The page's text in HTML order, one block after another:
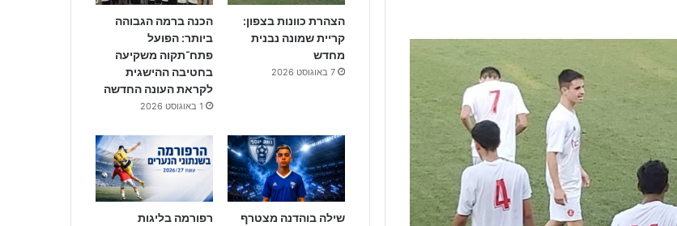
הצהרת כוונות בצפון:
קריית שמונה נבנית
מחדש
7 באוגוסט 2026
הכנה ברמה הגבוהה
ביותר: הפועל
פתח־תקוה משקיעה
בחטיבה ההישגית
לקראת העונה החדשה
1 באוגוסט 2026
שילה בוהדנה מצטרף
רפורמה בליגות